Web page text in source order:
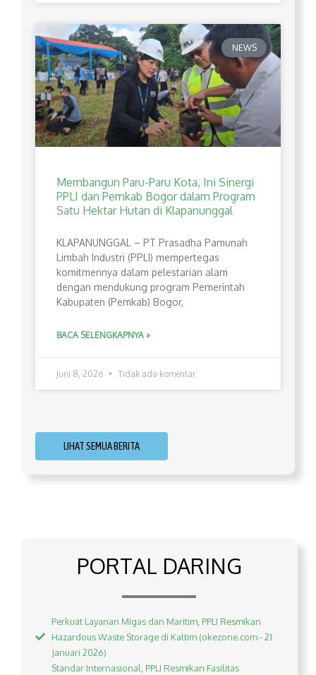
NEWS
Membangun Paru-Paru Kota, Ini Sinergi
PPLI dan Pemkab Bogor dalam Program
Satu Hektar Hutan di Klapanunggal
​KLAPANUNGGAL – PT Prasadha Pamunah
Limbah Industri (PPLI) mempertegas
komitmennya dalam pelestarian alam
dengan mendukung program Pemerintah
Kabupaten (Pemkab) Bogor,
BACA SELENGKAPNYA »
Juni 8, 2026 Tidak ada komentar
LIHAT SEMUA BERITA
PORTAL DARING
Perkuat Layanan Migas dan Maritim, PPLI Resmikan
Hazardous Waste Storage di Kaltim (okezone.com - 21
Januari 2026)
Standar Internasional, PPLI Resmikan Fasilitas